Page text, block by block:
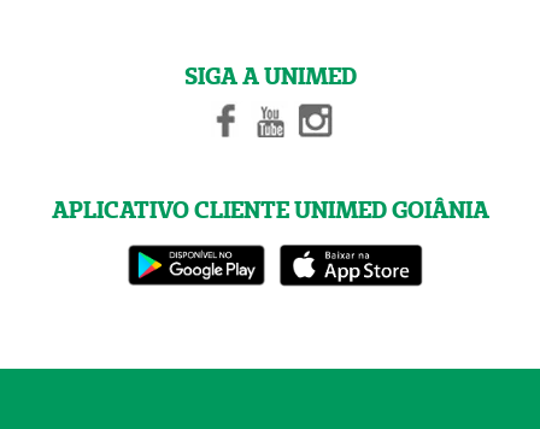
SIGA A UNIMED
APLICATIVO CLIENTE UNIMED GOIÂNIA